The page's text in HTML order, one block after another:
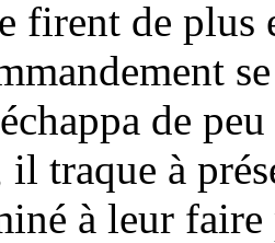
firent de
de
traque à
à leur